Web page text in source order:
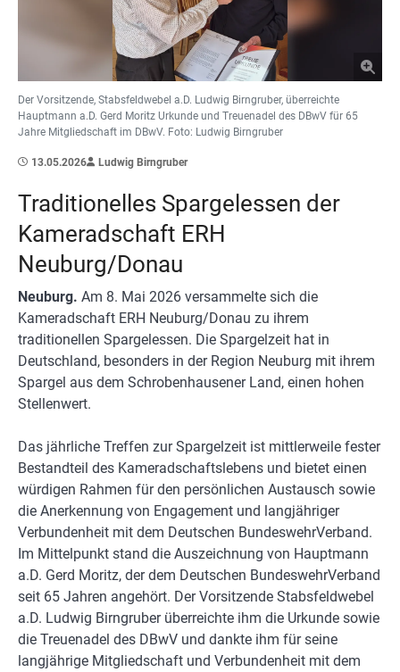
Der Vorsitzende, Stabsfeldwebel a.D. Ludwig Birngruber, überreichte
Hauptmann a.D. Gerd Moritz Urkunde und Treuenadel des DBwV für 65
Jahre Mitgliedschaft im DBwV. Foto: Ludwig Birngruber
13.05.2026 Ludwig Birngruber
Traditionelles Spargelessen der
Kameradschaft ERH
Neuburg/Donau
Neuburg. Am 8. Mai 2026 versammelte sich die
Kameradschaft ERH Neuburg/Donau zu ihrem
traditionellen Spargelessen. Die Spargelzeit hat in
Deutschland, besonders in der Region Neuburg mit ihrem
Spargel aus dem Schrobenhausener Land, einen hohen
Stellenwert.
Das jährliche Treffen zur Spargelzeit ist mittlerweile fester
Bestandteil des Kameradschaftslebens und bietet einen
würdigen Rahmen für den persönlichen Austausch sowie
die Anerkennung von Engagement und langjähriger
Verbundenheit mit dem Deutschen BundeswehrVerband.
Im Mittelpunkt stand die Auszeichnung von Hauptmann
a.D. Gerd Moritz, der dem Deutschen BundeswehrVerband
seit 65 Jahren angehört. Der Vorsitzende Stabsfeldwebel
a.D. Ludwig Birngruber überreichte ihm die Urkunde sowie
die Treuenadel des DBwV und dankte ihm für seine
langjährige Mitgliedschaft und Verbundenheit mit dem